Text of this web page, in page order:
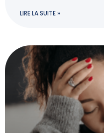
LIRE LA SUITE »